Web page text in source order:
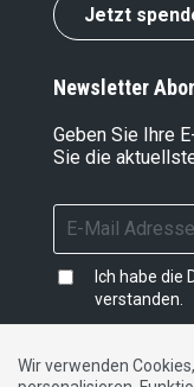
Jetzt
Newsletter
Geben Sie Ihre
Sie die
Ich habe die
verstanden.
Wir verwenden